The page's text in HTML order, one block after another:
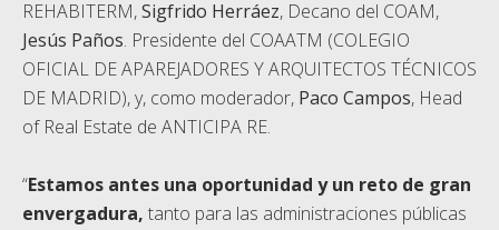
REHABITERM,Sigfrido Herráez, Decano del COAM,
Jesús Paños. Presidente del COAATM (COLEGIO
OFICIAL DE APAREJADORES Y ARQUITECTOS TÉCNICOS
DE MADRID), y, como moderador, Paco Campos, Head
of Real Estate de ANTICIPA RE.
“Estamos antes una oportunidad y un reto de gran
envergadura, tanto para las administraciones públicas